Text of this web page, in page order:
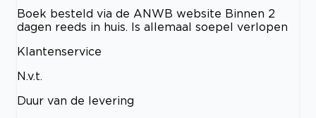
Boek besteld via de ANWB website Binnen 2
dagen reeds in huis. Is allemaal soepel verlopen
Klantenservice
N.v.t.
Duur van de levering